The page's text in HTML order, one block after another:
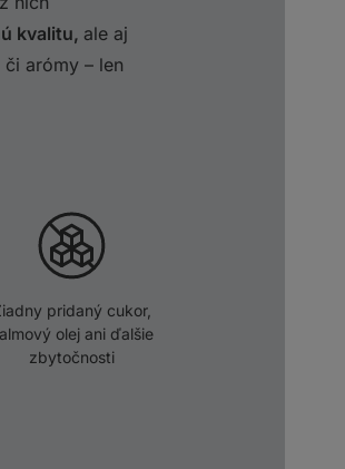
kvalitu, ale aj
arómy – len
pridaný cukor,
olej ani ďalšie
zbytočnosti